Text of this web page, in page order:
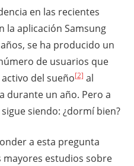
en las recientes
la aplicación Samsung
se ha producido un
de usuarios que
del sueño[2] al
durante un año. Pero a
siendo: ¿dormí bien?
a esta pregunta
mayores estudios sobre